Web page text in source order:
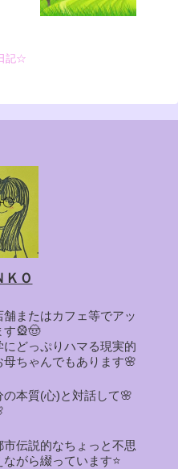
記☆
ＫＯ
またはカフェ等でアッ
す🎡🤠
どっぷりハマる現実的
ちゃんでもあります🌸
本質(心)と対話して🌸
伝説的なちょっと不思
がら綴っています⭐